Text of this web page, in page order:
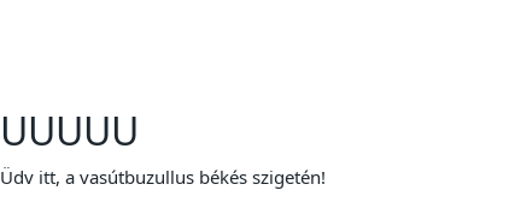
UUUUU
Üdv itt, a vasútbuzullus békés szigetén!